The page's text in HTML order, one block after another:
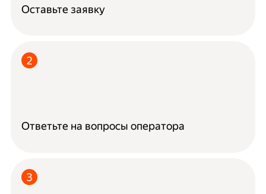
Оставьте заявку
Ответьте на вопросы оператора